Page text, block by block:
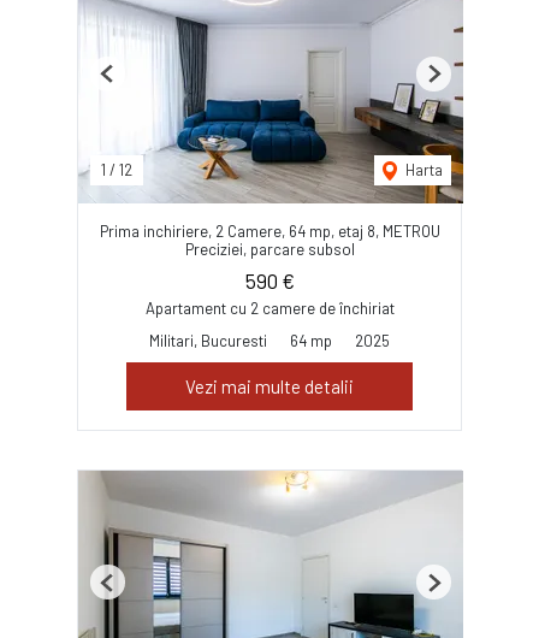
1 / 12 Harta
Previous Next
Prima inchiriere, 2 Camere, 64 mp, etaj 8, METROU
Preciziei, parcare subsol
590 €
Apartament cu 2 camere de închiriat
Militari, Bucuresti
64 mp 2025
Vezi mai multe detalii
Previous Next